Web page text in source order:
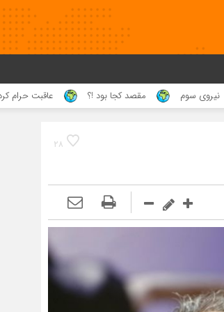
مقصد کجا بود !؟ عاقبت حرام کردن حلال خدا !!
۲۸